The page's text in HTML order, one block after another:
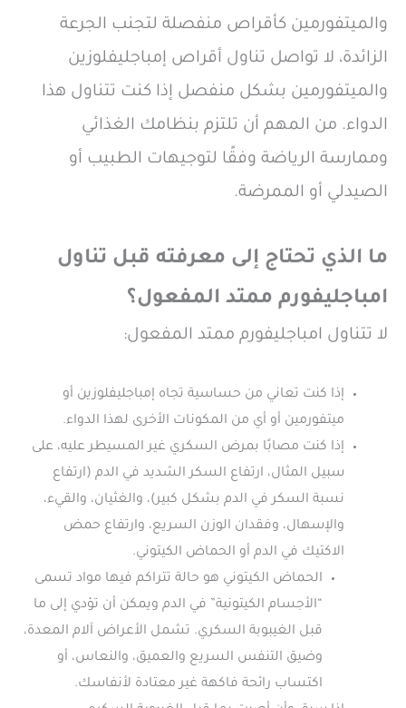
والميتفورمين كأقراص منفصلة لتجنب الجرعة
الزائدة، لا تواصل تناول أقراص إمباجليفلوزين
والميتفورمين بشكل منفصل إذا كنت تتناول هذا
الدواء. من المهم أن تلتزم بنظامك الغذائي
وممارسة الرياضة وفقًا لتوجيهات الطبيب أو
الصيدلي أو الممرضة.
ما الذي تحتاج إلى معرفته قبل تناول
امباجليفورم ممتد المفعول؟
لا تتناول امباجليفورم ممتد المفعول:
إذا كنت تعاني من حساسية تجاه إمباجليفلوزين أو
ميتفورمين أو أي من المكونات الأخرى لهذا الدواء.
إذا كنت مصابًا بمرض السكري غير المسيطر عليه، على
سبيل المثال، ارتفاع السكر الشديد في الدم (ارتفاع
نسبة السكر في الدم بشكل كبير)، والغثيان، والقيء،
والإسهال، وفقدان الوزن السريع، وارتفاع حمض
الاكتيك في الدم أو الحماض الكيتوني.
الحماض الكيتوني هو حالة تتراكم فيها مواد تسمى
“الأجسام الكيتونية” في الدم ويمكن أن تؤدي إلى ما
قبل الغيبوبة السكري. تشمل الأعراض آلام المعدة،
وضيق التنفس السريع والعميق، والنعاس، أو
اكتساب رائحة فاكهة غير معتادة لأنفاسك.